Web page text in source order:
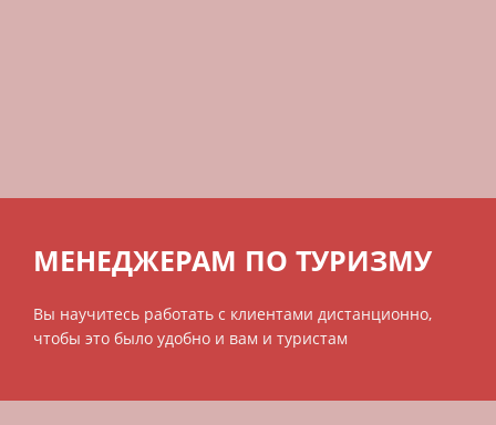
МЕНЕДЖЕРАМ ПО ТУРИЗМУ
Вы научитесь работать с клиентами дистанционно,
чтобы это было удобно и вам и туристам